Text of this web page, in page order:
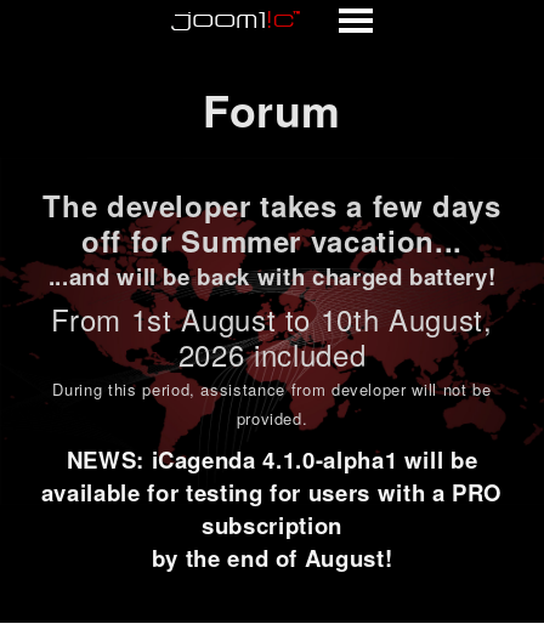
Forum
The developer takes a few days
off for Summer vacation...
...and will be back with charged battery!
From 1stAugust to 10th August,
2026 included
During this period,assistance from developer will not be
provided.
NEWS: iCagenda 4.1.0-alpha1 will be
available for testing for users with a PRO
subscription
by the end of August!